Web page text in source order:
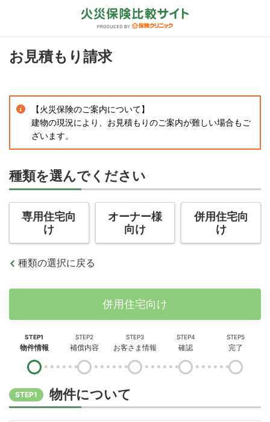
お見積もり請求
【火災保険のご案内について】
建物の現況により、お見積もりのご案内が難しい場合もご
ざいます。
種類を選んでください
専用住宅向
け
オーナー様
向け
併用住宅向
け
種類の選択に戻る
併用住宅向け
STEP1
物件情報
STEP2
補償内容
STEP3
お客さま情報
STEP4
確認
STEP5
完了
STEP1 物件について